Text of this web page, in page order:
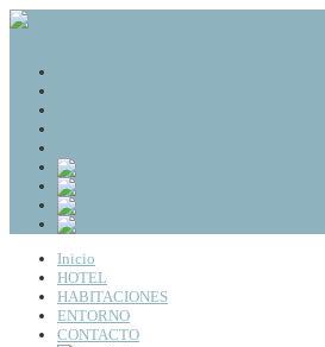
Inicio
HOTEL
HABITACIONES
ENTORNO
CONTACTO